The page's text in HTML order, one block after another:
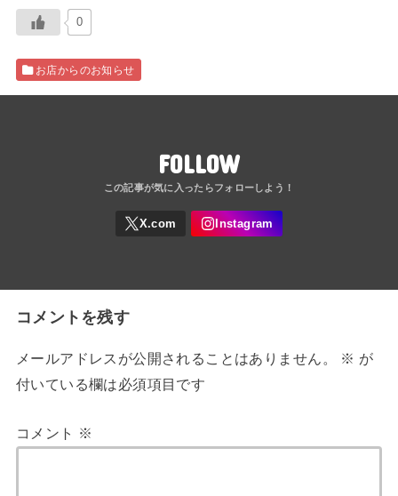
0
お店からのお知らせ
FOLLOW
コメントを残す
メールアドレスが公開されることはありません。 ※ が
付いている欄は必須項目です
コメント ※